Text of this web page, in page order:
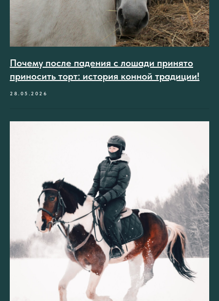
Почему после падения с лошади принято
приносить торт: история конной традиции!
28.05.2026